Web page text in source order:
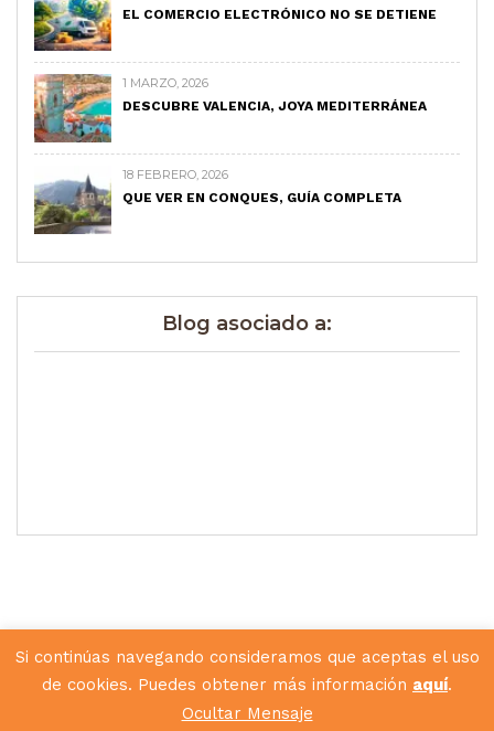
EL COMERCIO ELECTRÓNICO NO SE DETIENE
1 MARZO, 2026
DESCUBRE VALENCIA, JOYA MEDITERRÁNEA
18 FEBRERO, 2026
QUE VER EN CONQUES, GUÍA COMPLETA
Blog asociado a:
Diseñado porHunkey Dorey
Si continúas navegando consideramos que aceptas el uso
de cookies. Puedes obtener más información aquí.
Ocultar Mensaje